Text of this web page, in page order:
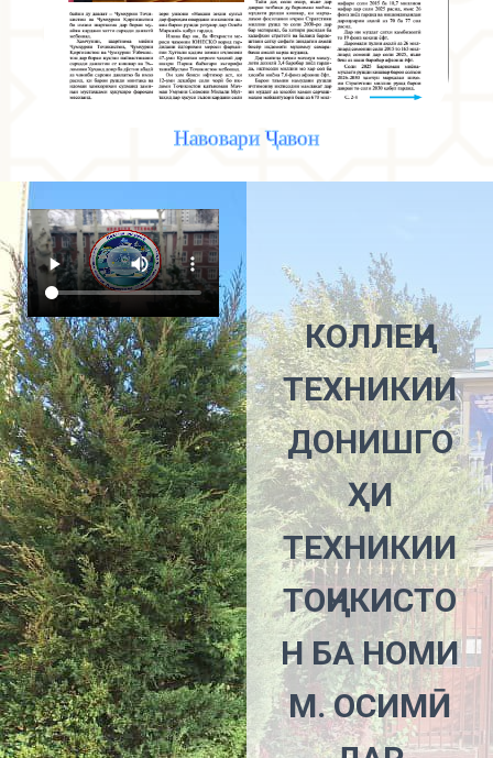
Навовари Ҷавон
КОЛЛЕҶИ
ТЕХНИКИИ
ДОНИШГО
ҲИ
ТЕХНИКИИ
ТОҶИКИСТО
Н БА НОМИ
М. ОСИМӢ